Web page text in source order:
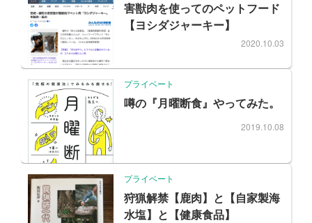
害獣肉を使ってのペットフード
【ヨシダジャーキー】
2020.10.03
プライベート
噂の『月曜断食』やってみた。
2019.10.08
プライベート
狩猟解禁【鹿肉】と【自家製海
水塩】と【健康食品】